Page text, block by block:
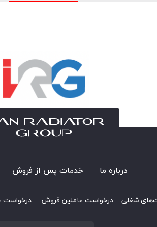
درباره ما خدمات پس از فروش
شغلی درخواست عاملین فروش